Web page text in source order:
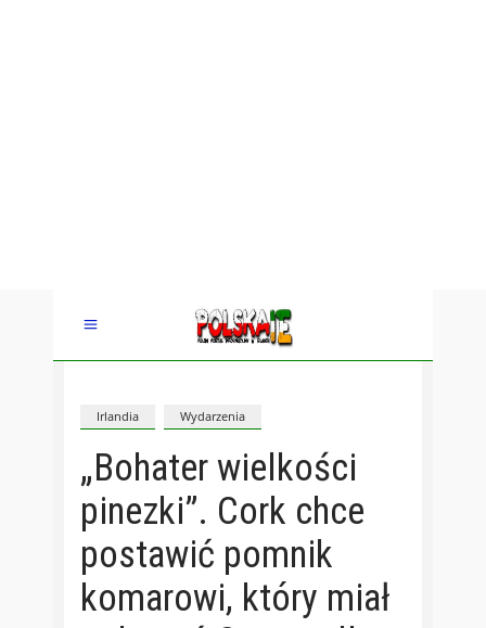
Irlandia Wydarzenia
„Bohater wielkości
pinezki”. Cork chce
postawić pomnik
komarowi, który miał